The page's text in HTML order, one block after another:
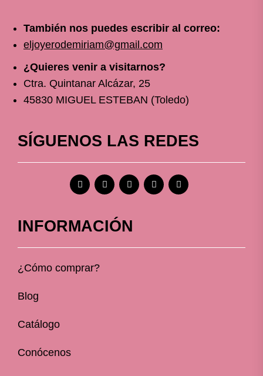
También nos puedes escribir al correo:
eljoyerodemiriam@gmail.com
¿Quieres venir a visitarnos?
Ctra. Quintanar Alcázar, 25
45830 MIGUEL ESTEBAN (Toledo)
SÍGUENOS LAS REDES
INFORMACIÓN
¿Cómo comprar?
Blog
Catálogo
Conócenos